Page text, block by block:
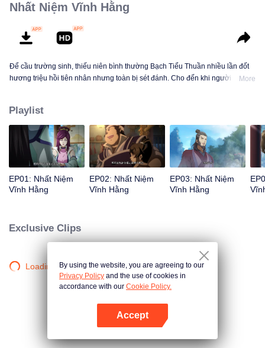
Nhất Niệm Vĩnh Hằng
Để cầu trường sinh, thiếu niên bình thường Bạch Tiểu Thuần nhiều lần đốt
hương triệu hồi tiên nhân nhưng toàn bị sét đánh. Cho đến khi người dẫnMore
Playlist
EP01: Nhất Niệm
Vĩnh Hằng
EP02: Nhất Niệm
Vĩnh Hằng
EP03: Nhất Niệm
Vĩnh Hằng
Exclusive Clips
Loading…By using the website, you are agreeing to our
Privacy Policy and the use of cookies in
accordance with our Cookie Policy.
Accept